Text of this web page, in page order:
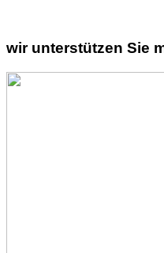
wir unterstützen Sie